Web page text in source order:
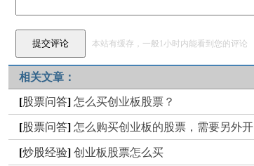
本站有缓存，一般1小时内能看到您的评论
相关文章：
[股票问答] 怎么买创业板股票？
[股票问答] 怎么购买创业板的股票，需要另外开
[炒股经验] 创业板股票怎么买